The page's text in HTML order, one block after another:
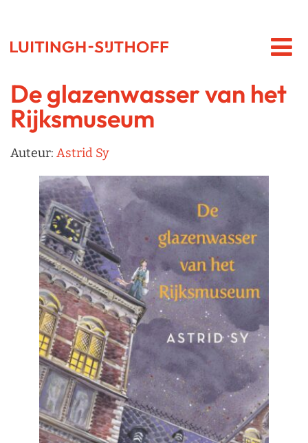
De glazenwasser van het
Rijksmuseum
Auteur: Astrid Sy